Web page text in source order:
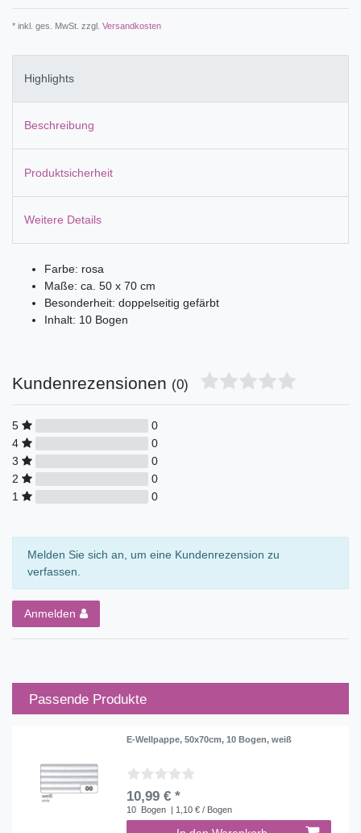
* inkl. ges. MwSt. zzgl. Versandkosten
Highlights
Beschreibung
Produktsicherheit
Weitere Details
Farbe: rosa
Maße: ca. 50 x 70 cm
Besonderheit: doppelseitig gefärbt
Inhalt: 10 Bogen
Kundenrezensionen (0)
5
0
4
0
3
0
2
0
1
0
Melden Sie sich an, um eine Kundenrezension zu
verfassen.
Anmelden
Passende Produkte
E-Wellpappe, 50x70cm, 10 Bogen, weiß
10,99 € *
10 Bogen | 1,10 € / Bogen